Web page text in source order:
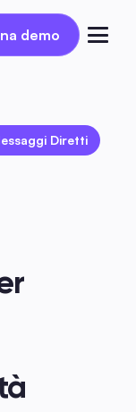
demo
demo
Diretti